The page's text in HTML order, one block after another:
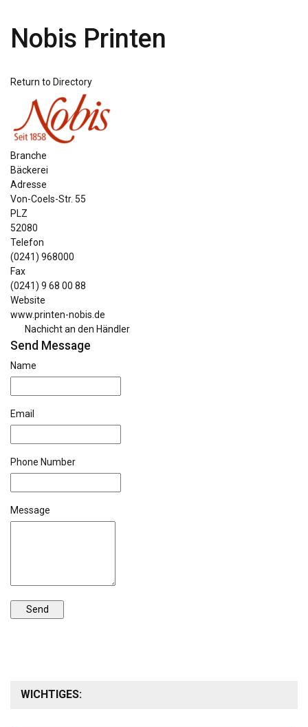
Nobis Printen
Return to Directory
Branche
Bäckerei
Adresse
Von-Coels-Str. 55
PLZ
52080
Telefon
(0241) 968000
Fax
(0241) 9 68 00 88
Website
www.printen-nobis.de
Nachicht an den Händler
Send Message
Name
Email
Phone Number
Message
WICHTIGES: